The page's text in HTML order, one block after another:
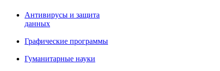
Антивирусы и защита
данных
Графические программы
Гуманитарные науки